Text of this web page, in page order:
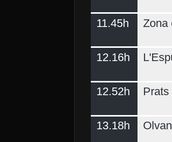
11.45h Zona
12.16h
12.52h Prats
13.18h